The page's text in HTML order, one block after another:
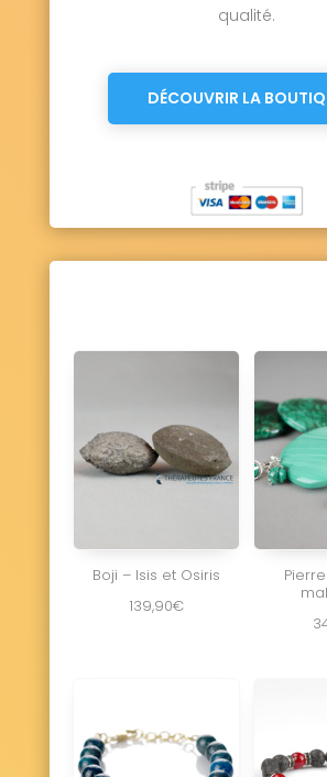
qualité.
DÉCOUVRIR LA
Boji – Isis et Osiris
139,90€